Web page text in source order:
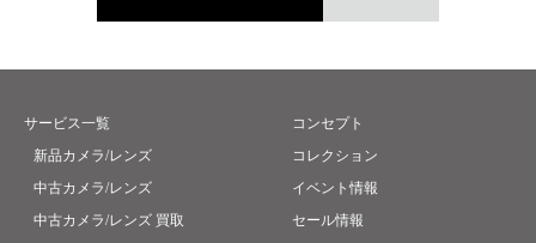
サービス一覧
新品カメラ/レンズ
中古カメラ/レンズ
中古カメラ/レンズ 買取
コンセプト
コレクション
イベント情報
セール情報